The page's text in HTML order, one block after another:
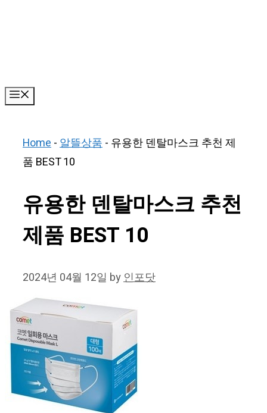
Home-알뜰상품- 유용한 덴탈마스크 추천 제
품 BEST 10
유용한 덴탈마스크 추천
제품 BEST 10
2024년 04월 12일 by인포닷